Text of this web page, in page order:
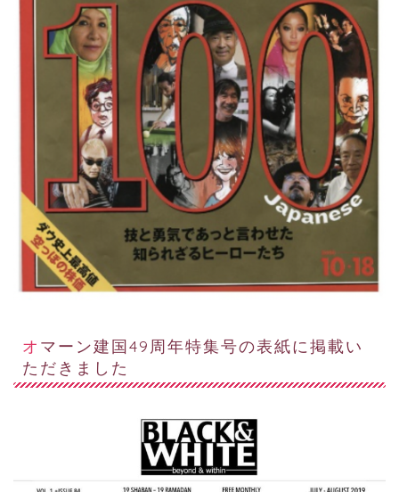
オマーン建国49周年特集号の表紙に掲載い
ただきました